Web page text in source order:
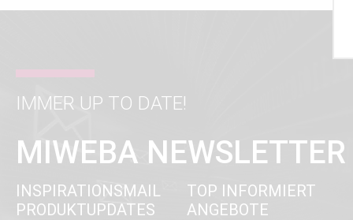
IMMER UP TO DATE!
MIWEBA NEWSLETTER
INSPIRATIONSMAIL
PRODUKTUPDATES
TOP INFORMIERT
ANGEBOTE